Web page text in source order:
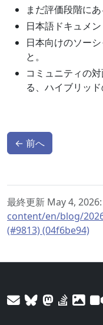
まだ評価段階に
日本語ドキュメ
日本向けのソー
と。
コミュニティの
る、ハイブリッ
← 前へ
最終更新 May 4, 2026:
content/en/blog/
(#9813) (04f6be94)